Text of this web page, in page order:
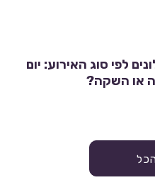
לפי סוג האירוע: יום
או השקה?